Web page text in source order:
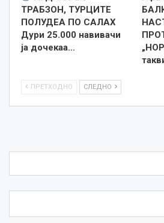
ТРАБЗОН, ТУРЦИТЕ
ПОЛУДЕА ПО САЛАХ
Дури 25.000 навивачи
ја дочекаа…
ПРЕТХОДНО СЛЕДНО